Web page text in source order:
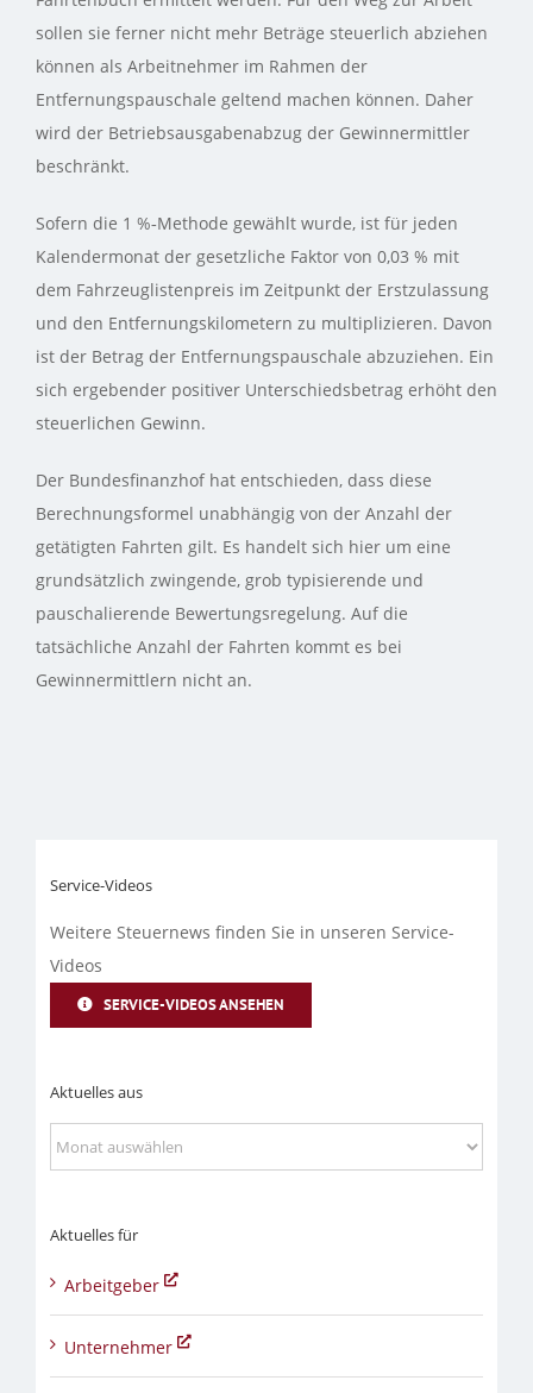
sollen sie ferner nicht mehr Beträge steuerlich abziehen
können als Arbeitnehmer im Rahmen der
Entfernungspauschale geltend machen können. Daher
wird der Betriebsausgabenabzug der Gewinnermittler
beschränkt.
Sofern die 1 %‑Methode gewählt wurde, ist für jeden
Kalendermonat der gesetzliche Faktor von 0,03 % mit
dem Fahrzeuglistenpreis im Zeitpunkt der Erstzulassung
und den Entfernungskilometern zu multiplizieren. Davon
ist der Betrag der Entfernungspauschale abzuziehen. Ein
sich ergebender positiver Unterschiedsbetrag erhöht den
steuerlichen Gewinn.
Der Bundesfinanzhof hat entschieden, dass diese
Berechnungsformel unabhängig von der Anzahl der
getätigten Fahrten gilt. Es handelt sich hier um eine
grundsätzlich zwingende, grob typisierende und
pauschalierende Bewertungsregelung. Auf die
tatsächliche Anzahl der Fahrten kommt es bei
Gewinnermittlern nicht an.
Service-Videos
Weitere Steuernews finden Sie in unseren Service-
Videos
SERVICE-VIDEOS ANSEHEN
Aktuelles aus
Aktuelles
aus
Aktuelles für
Arbeitgeber
Unternehmer